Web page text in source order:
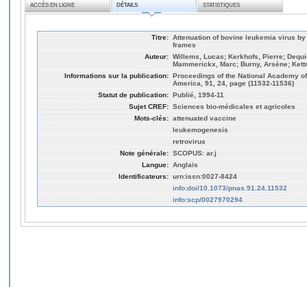
ACCÈS EN LIGNE DÉTAILS STATISTIQUES
Titre: Attenuation of bovine leukemia virus
frames
Auteur: Willems, Lucas; Kerkhofs, Pierre;
Mammerickx, Marc; Burny, Arsène;
Informations sur la publication: Proceedings of the National Academy
America, 91, 24, page (11532-11536)
Statut de publication: Publié, 1994-11
Sujet CREF: Sciences bio-médicales et agricoles
Mots-clés: attenuated vaccine
leukemogenesis
retrovirus
Note générale: SCOPUS: ar.j
Langue: Anglais
Identificateurs: urn:issn:0027-8424
info:doi/10.1073/pnas.91.24.11532
info:scp/0027970294